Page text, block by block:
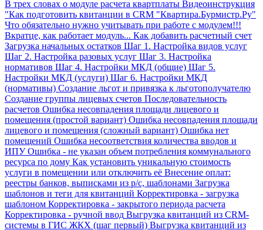
В трех словах о модуле расчета квартплаты Видеоинструкция
"Как подготовить квитанции в CRM "Квартира.Бурмистр.Ру"
Что обязательно нужно учитывать при работе с модулем!!!
Вкратце, как работает модуль... Как добавить расчетный счет
Загрузка начальных остатков Шаг 1. Настройка видов услуг
Шаг 2. Настройка разовых услуг Шаг 3. Настройка
нормативов Шаг 4. Настройки МКД (общие) Шаг 5.
Настройки МКД (услуги) Шаг 6. Настройки МКД
(нормативы) Создание льгот и привязка к льготополучателю
Создание группы лицевых счетов Последовательность
расчетов Ошибка несовпадения площади лицевого и
помещения (простой вариант) Ошибка несовпадения площади
лицевого и помещения (сложный вариант) Ошибка нет
помещений Ошибка несоответствия количества вводов и
ИПУ Ошибка - не указан объем потребления коммунального
ресурса по дому Как установить уникальную стоимость
услуги в помещении или отключить её Внесение оплат:
реестры банков, выписками из р/с, шаблонами Загрузка
шаблонов и теги для квитанций Корректировка - загрузка
шаблоном Корректировка - закрытого периода расчета
Корректировка - ручной ввод Выгрузка квитанций из CRM-
системы в ГИС ЖКХ (шаг первый) Выгрузка квитанций из